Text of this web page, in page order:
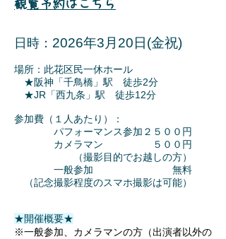
​観覧予約はこちら
日時： 2026年3 月20日(金祝)
場所：此花区民一休ホール
★阪神「千鳥橋」駅 徒歩2分
​ ★JR「西九条」駅 徒歩12分
参加費（１人あたり）：
パフォーマンス参加２５００円
カメラマン ５００円
（撮影目的でお越しの方）
一般参加 無料​
（記念撮影程度のスマホ撮影は可能）
★開催概要★
※一般参加、カメラマンの方（出演者以外の